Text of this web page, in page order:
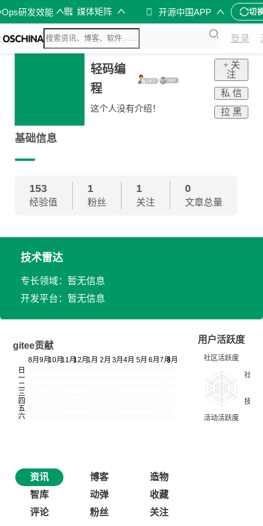
研发效能 媒体矩阵 开源中国APP 切
登录
轻码编
程
这个人没有介绍！
+ 关
注
私 信
拉 黑
基础信息
153
经验值
1
粉丝
1
关注
0
文章总量
技术雷达
专长领域：暂无信息
开发平台：暂无信息
gitee贡献
用户活跃度
资讯 博客
造物
智库
动弹
收藏
评论
粉丝 关注